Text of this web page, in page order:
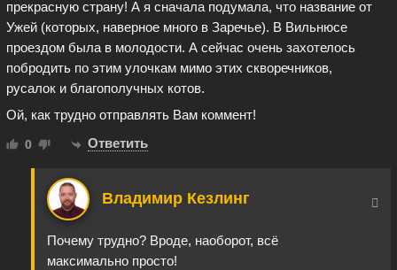
прекрасную страну! А я сначала подумала, что название от
Ужей (которых, наверное много в Заречье). В Вильнюсе
проездом была в молодости. А сейчас очень захотелось
побродить по этим улочкам мимо этих скворечников,
русалок и благополучных котов.
Ой, как трудно отправлять Вам коммент!
0 Ответить
Владимир Кезлинг
Почему трудно? Вроде, наоборот, всё
максимально просто!